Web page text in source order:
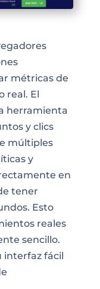
métricas de
real. El
herramienta
y clics
múltiples
y
en
tener
Esto
reales
sencillo.
interfaz fácil